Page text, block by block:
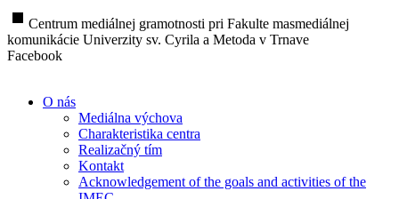
stop Centrum mediálnej gramotnosti pri Fakulte masmediálnej
komunikácie Univerzity sv. Cyrila a Metoda v Trnave
Facebook
O nás
Mediálna výchova
Charakteristika centra
Realizačný tím
Kontakt
Acknowledgement of the goals and activities of the